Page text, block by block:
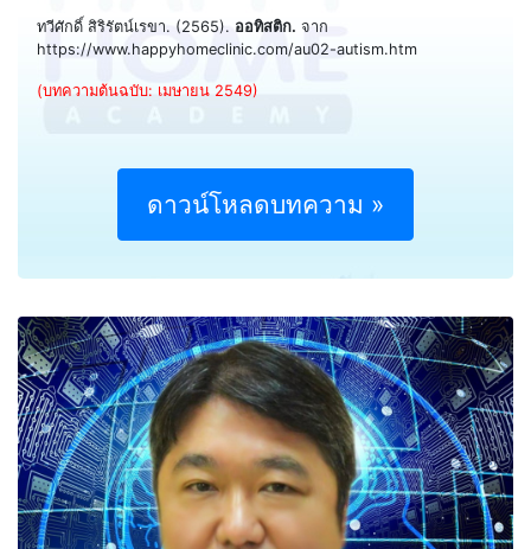
ทวีศักดิ์ สิริรัตน์เรขา. (2565). ออทิสติก. จาก
https://www.happyhomeclinic.com/au02-autism.htm
(บทความต้นฉบับ: เมษายน 2549)
ดาวน์โหลดบทความ »